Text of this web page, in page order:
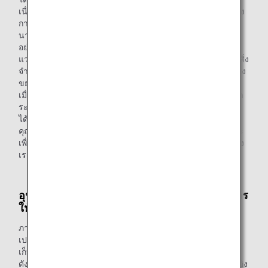
เนื่องจากการเปลี่ยนแปลงของอุณหภูมิตั้งแต่การแช่แข็งไปจนถึง
การทำความร้อน และโดยการจัดเก็บและการขนส่งเป็นเวลา
นาน
อย่างไรก็ตาม เพื่อที่จะส่งเสริมความคิดริเริ่มที่เป็นมิตรต่อสิ่ง
แวดล้อมภายใต้สโลแกน ANA Future Promise เรารู้สึกว่าเป็นสิ่ง
จำเป็นที่จะต้องลดการใช้ภาชนะพลาสติกแบบใช้แล้วทิ้งซึ่งสร้าง
ขยะพลาสติกในปริมาณมาก
เมื่อเปลี่ยนไปเป็นกระดาษอาจจะทำให้เป็นเรื่องยากในการรักษา
ระดับความสะดวกสบายเช่นเดียวกันกับผลิตภัณฑ์พลาสติก เรา
ได้เริ่มพิจารณาความคิดริเริ่มนี้ด้วยความปรารถนาที่จะรักษา
คุณภาพของผลิตภัณฑ์ที่เรานำเสนอให้กับผู้โดยสารของเราและ
เพื่อที่จะรับรองว่าเมนูที่พิถีพิถันของเชฟจะส่งถึงมือผู้โดยสารของ
เราได้อย่างปลอดภัย
อุปสรรคใดบ้างที่คุณพบเจอในการดำเนินโครงการ
ให้สำเร็จ
ภาชนะจะต้องมีความแข็งแรงระดับหนึ่งเนื่องจากการ
เปลี่ยนแปลงของอุณหภูมิที่เกิดจากการให้บริการอาหาร การจัด
เก็บ และกระบวนการบรรทุก รวมไปถึงการขนส่ง
ดังนั้น เราได้ดำเนินการตรวจสอบยืนยันหลายรายการโดยอ้างอิง